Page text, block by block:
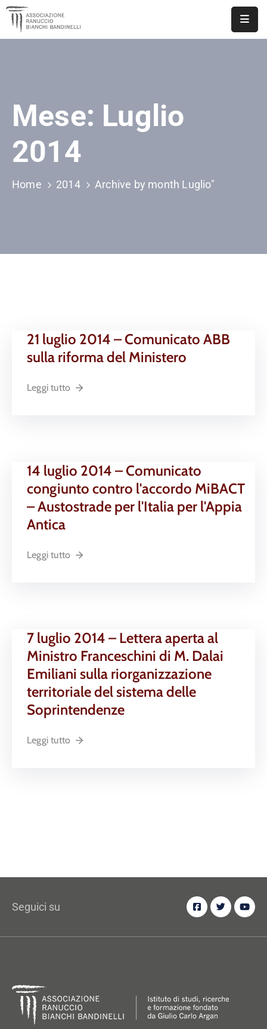
DOCUMENTI
PUBBLICAZIONI
CONTATTI
Mese: Luglio
2014
Home 2014 Archive by month Luglio"
21 luglio 2014 – Comunicato ABB
sulla riforma del Ministero
Leggi tutto
14 luglio 2014 – Comunicato
congiunto contro l'accordo MiBACT
– Austostrade per l'Italia per l'Appia
Antica
Leggi tutto
7 luglio 2014 – Lettera aperta al
Ministro Franceschini di M. Dalai
Emiliani sulla riorganizzazione
territoriale del sistema delle
Soprintendenze
Leggi tutto
Seguici su